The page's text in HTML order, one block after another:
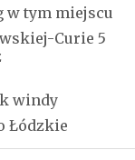
w tym miejscu
Curie 5
windy
Łódzkie